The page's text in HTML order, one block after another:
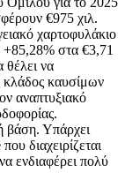
€975 χιλ.
χαρτοφυλάκιο
+85,28% στα €3,71
θέλει να
κλάδος καυσίμων
αναπτυξιακό
βάση. Υπάρχει
διαχειρίζεται
ενδιαφέρει πολύ